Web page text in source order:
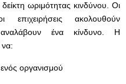
ωριμότητας κινδύνου. Οι
ακολουθούν
ένα κίνδυνο. Η
οργανισμού